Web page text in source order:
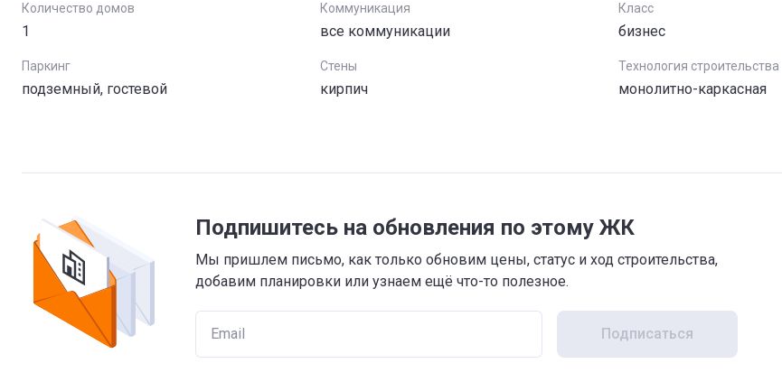
Количество домов
1
Коммуникация
все коммуникации
Класс
бизнес
Паркинг
подземный, гостевой
Стены
кирпич
Технология строительства
монолитно-каркасная
Подпишитесь на обновления по этому ЖК
Мы пришлем письмо, как только обновим цены, статус и ход строительства,
добавим планировки или узнаем ещё что-то полезное.
Подписаться